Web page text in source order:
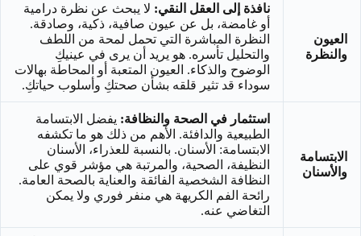
العيون
والنظرة
نافذة إلى العقل النقي: لا يبحث عن نظرة درامية
أو غامضة، بل عن عيون صافية، ذكية، وصادقة.
النظرة المباشرة التي تحمل لمحة من اللطف
والتحليل تأسره. هو يريد أن يرى في عينيكِ
الوضوح والذكاء. العيون المتعبة أو المحاطة بهالات
سوداء قد تثير قلقه بشأن صحتكِ وأسلوب حياتكِ.
الابتسامة
والأسنان
استثمار في الصحة والنظافة: يفضل الابتسامة
الطبيعية والدافئة. الأهم من ذلك هو ما تكشفه
الابتسامة: الأسنان. بالنسبة للعذراء، الأسنان
النظيفة، الصحية، والمرتبة هي مؤشر قوي على
النظافة الشخصية الفائقة والعناية بالصحة العامة.
رائحة الفم الكريهة هي منفر فوري ولا يمكن
التغاضي عنه.